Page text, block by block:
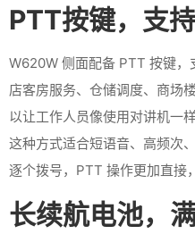
PTT按键，支
W620W 侧面配备 PTT 按键
店客房服务、仓储调度、商场
以让工作人员像使用对讲机一
这种方式适合短语音、高频次
逐个拨号，PTT 操作更加直接
长续航电池，